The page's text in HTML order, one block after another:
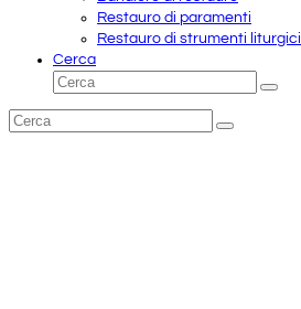
Restauro di paramenti
Restauro di strumenti liturgici
Cerca
Cerca
Invia
Cerca
Invia